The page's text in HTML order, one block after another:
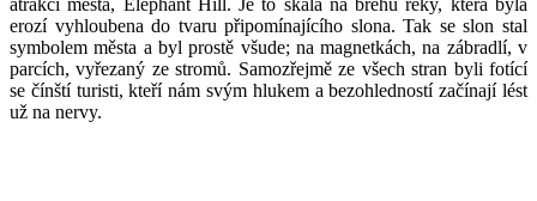
atrakci města, Elephant Hill. Je to skála na břehu řeky, která byla
erozí vyhloubena do tvaru připomínajícího slona. Tak se slon stal
symbolem města a byl prostě všude; na magnetkách, na zábradlí, v
parcích, vyřezaný ze stromů. Samozřejmě ze všech stran byli fotící
se čínští turisti, kteří nám svým hlukem a bezohledností začínají lést
už na nervy.